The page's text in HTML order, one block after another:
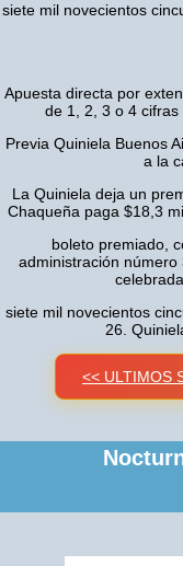
siete mil novecientos
Apuesta directa por
de 1, 2, 3 o 4 cifras
Previa Quiniela Buenos
a la
La Quiniela deja un
Chaqueña paga $18,3
boleto premiado,
administración
siete mil novecientos
26.
<< ULTIMOS